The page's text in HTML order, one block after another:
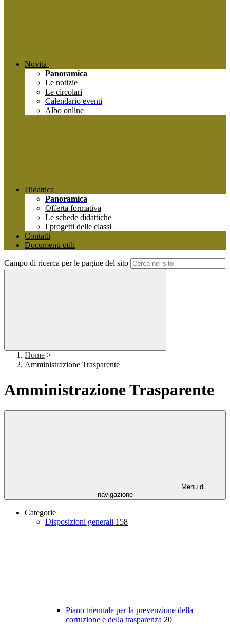
Novità
Panoramica
Le notizie
Le circolari
Calendario eventi
Albo online
Didattica
Panoramica
Offerta formativa
Le schede didattiche
I progetti delle classi
Contatti
Documenti utili
Campo di ricerca per le pagine del sito
Home >
Amministrazione Trasparente
Amministrazione Trasparente
Menu di
navigazione
Categorie
Disposizioni generali 158
Piano triennale per la prevenzione della
corruzione e della trasparenza 20